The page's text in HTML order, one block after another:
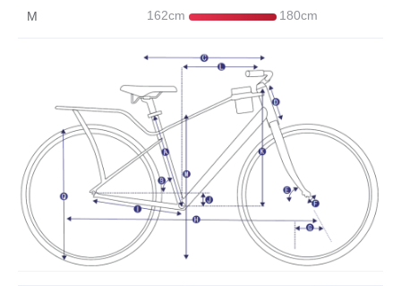
城市车舒适座垫
铝合金,中心直径25.4mm，长度600mm 抬升
25mm
把立
铝合金,中心直径25.4mm 长度180mm 前伸
80mm/100mm
轮组
轮圈 铝合金轮圈28H
铝合金花鼓
M 162cm 180cm